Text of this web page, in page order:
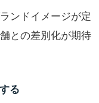
ンドイメージが定
との差別化が期待
る